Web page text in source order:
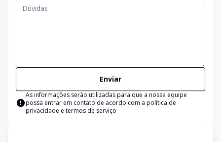
Enviar
As informações serão utilizadas para que a nossa equipe
possa entrar em contato de acordo com a política de
privacidade e termos de serviço